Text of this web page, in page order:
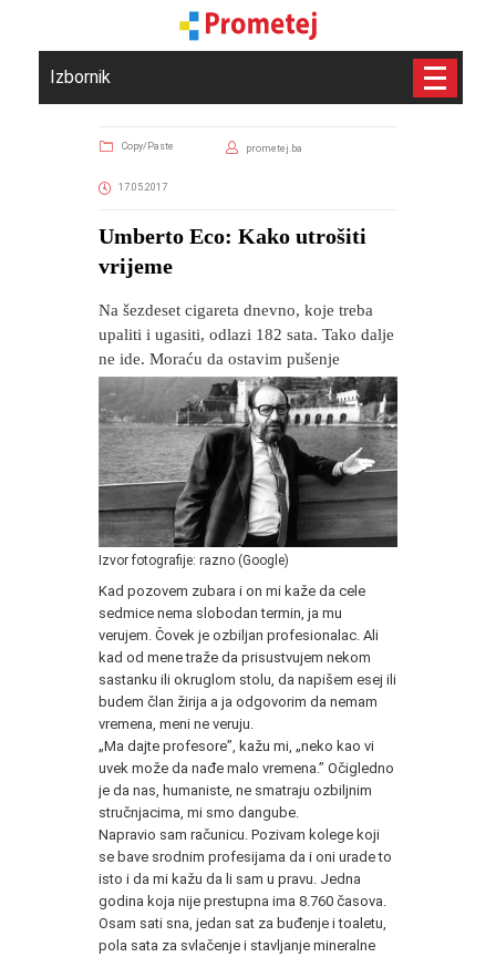
Izbornik
Copy/Paste prometej.ba
17.05.2017
Umberto Eco: Kako utrošiti
vrijeme
Na šezdeset cigareta dnevno, koje treba
upaliti i ugasiti, odlazi 182 sata. Tako dalje
ne ide. Moraću da ostavim pušenje
Izvor fotografije: razno (Google)
Kad pozovem zubara i on mi kaže da cele
sedmice nema slobodan termin, ja mu
verujem. Čovek je ozbiljan profesionalac. Ali
kad od mene traže da prisustvujem nekom
sastanku ili okruglom stolu, da napišem esej ili
budem član žirija a ja odgovorim da nemam
vremena, meni ne veruju.
„Ma dajte profesore”, kažu mi, „neko kao vi
uvek može da nađe malo vremena.” Očigledno
je da nas, humaniste, ne smatraju ozbiljnim
stručnjacima, mi smo dangube.
Napravio sam računicu. Pozivam kolege koji
se bave srodnim profesijama da i oni urade to
isto i da mi kažu da li sam u pravu. Jedna
godina koja nije prestupna ima 8.760 časova.
Osam sati sna, jedan sat za buđenje i toaletu,
pola sata za svlačenje i stavljanje mineralne